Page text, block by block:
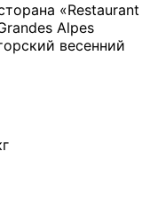
«Restaurant
Alpes
весенний